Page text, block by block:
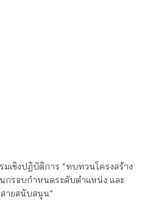
มเชิงปฏิบัติการ “ทบทวนโครงสร้าง
กรอบกำหนดระดับตำแหน่ง และ
ายสนับสนุน”